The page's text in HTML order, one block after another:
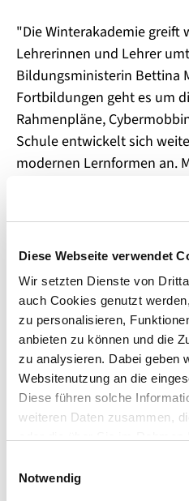
Diese Webseite verwendet
Wir setzten Dienste von
auch Cookies genutzt
zu personalisieren,
anbieten zu können und die
zu analysieren. Dabei geben
Websitenutzung an die
Diese führen solche
weiteren Daten zusammen,
solcher Dienste, die nicht der
Funktionalität dieser
Notwendig
"Die Winterakademie greift
Lehrerinnen und Lehrer
Bildungsministerin Bettina
Fortbildungen geht es um
Rahmenpläne,
Schule entwickelt sich
modernen Lernformen an.
unterstützen wir unsere
geben ihnen wertvolle
können", so Martin.
Eröffnet wurde die
dem Vortrag
Danach folgen Angebote,
digitale Medien in den
Es geht um Kinderrechte
spielerisch erkundet
Workshop bietet ein
Nachhaltigkeitszielen der
Darüber hinaus gibt es
Grundschülerinnen und -